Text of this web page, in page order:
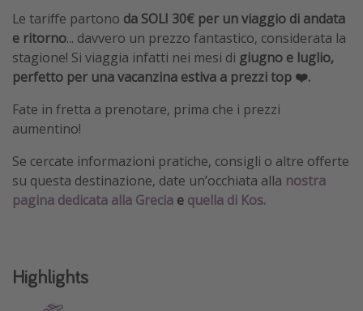
Le tariffe partono da SOLI 30€ per un viaggio di andata
e ritorno... davvero un prezzo fantastico, considerata la
stagione! Si viaggia infatti nei mesi di giugno e luglio,
perfetto per una vacanzina estiva a prezzi top ❤️.
Fate in fretta a prenotare, prima che i prezzi
aumentino!
Se cercate informazioni pratiche, consigli o altre offerte
su questa destinazione, date un’occhiata alla nostra
pagina dedicata alla Grecia e quella di Kos.
Highlights